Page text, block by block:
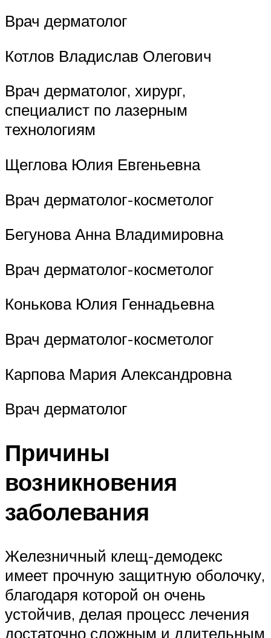
Врач дерматолог
Котлов Владислав Олегович
Врач дерматолог, хирург,
специалист по лазерным
технологиям
Щеглова Юлия Евгеньевна
Врач дерматолог-косметолог
Бегунова Анна Владимировна
Врач дерматолог-косметолог
Конькова Юлия Геннадьевна
Врач дерматолог-косметолог
Карпова Мария Александровна
Врач дерматолог
Причины
возникновения
заболевания
Железничный клещ-демодекс
имеет прочную защитную оболочку,
благодаря которой он очень
устойчив, делая процесс лечения
достаточно сложным и длительным